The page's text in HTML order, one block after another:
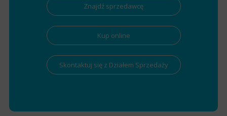
Znajdź sprzedawcę
Kup online
Skontaktuj się z Działem Sprzedaży